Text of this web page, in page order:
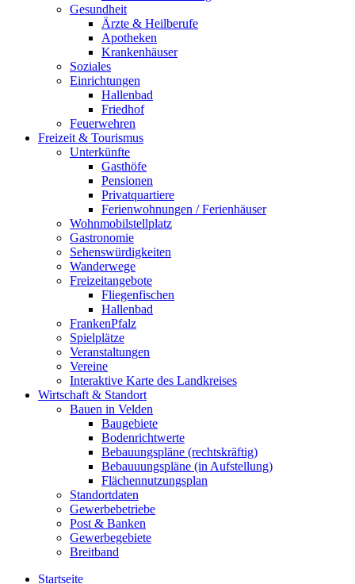
Gesundheit
Ärzte & Heilberufe
Apotheken
Krankenhäuser
Soziales
Einrichtungen
Hallenbad
Friedhof
Feuerwehren
Freizeit & Tourismus
Unterkünfte
Gasthöfe
Pensionen
Privatquartiere
Ferienwohnungen / Ferienhäuser
Wohnmobilstellplatz
Gastronomie
Sehenswürdigkeiten
Wanderwege
Freizeitangebote
Fliegenfischen
Hallenbad
FrankenPfalz
Spielplätze
Veranstaltungen
Vereine
Interaktive Karte des Landkreises
Wirtschaft & Standort
Bauen in Velden
Baugebiete
Bodenrichtwerte
Bebauungspläne (rechtskräftig)
Bebauuungspläne (in Aufstellung)
Flächennutzungsplan
Standortdaten
Gewerbebetriebe
Post & Banken
Gewerbegebiete
Breitband
Startseite